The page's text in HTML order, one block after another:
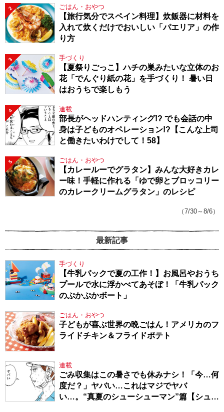
2 ごはん・おやつ
【旅行気分でスペイン料理】炊飯器に材料を
入れて炊くだけでおいしい「パエリア」の作
り方
3 手づくり
【夏祭りごっこ】ハチの巣みたいな立体のお
花「でんぐり紙の花」を手づくり！ 暑い日
はおうちで楽しもう
4 連載
部長がヘッドハンティング!? でも会話の中
身は子どものオペレーション!?【こんな上司
と働きたいわけでして！58】
5 ごはん・おやつ
【カレールーでグラタン】みんな大好きカレ
ー味！手軽に作れる「ゆで卵とブロッコリー
のカレークリームグラタン」のレシピ
（7/30～8/6）
最新記事
手づくり
【牛乳パックで夏の工作！】お風呂やおうち
プールで水に浮かべてあそぼ！「牛乳パック
のぷかぷかボート」
ごはん・おやつ
子どもが喜ぶ世界の晩ごはん！アメリカのフ
ライドチキン＆フライドポテト
連載
ごみ収集はこの暑さでも休みナシ！「今…何
度だ？」ヤバい…これはマジでヤバ
い…。“真夏のシューシューマン”篇【シュー